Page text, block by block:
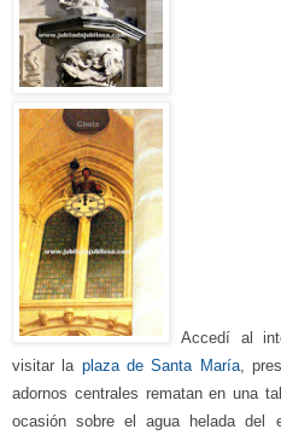
Accedí al
visitar la plaza de Santa María,
adornos centrales rematan enuna
ocasión sobre el agua helada del